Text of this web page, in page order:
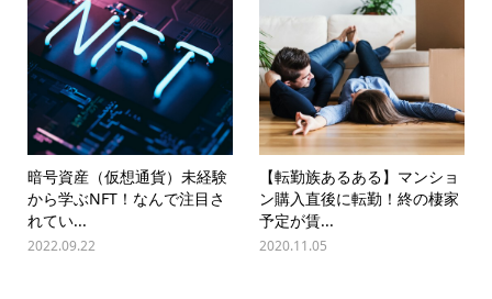
暗号資産（仮想通貨）未経験
から学ぶNFT！なんで注目さ
れてい...
2022.09.22
【転勤族あるある】マンショ
ン購入直後に転勤！終の棲家
予定が賃...
2020.11.05